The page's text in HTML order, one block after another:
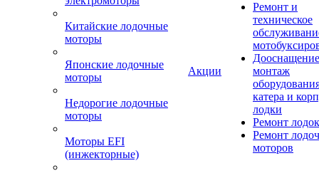
Китайские лодочные
моторы
Японские лодочные
моторы
Недорогие лодочные
моторы
Моторы EFI
(инжекторные)
Акции
Ремонт и
техническое
монтаж
катера и
лодки
Ремонт
Ремонт
моторов